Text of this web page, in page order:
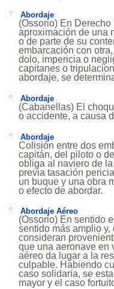
Abordaje
(Ossorio) En
aproximación de una
o de parte de su
embarcación con
dolo, impericia o
capitanes o
abordaje, se
Abordaje
(Cabanellas) El
o accidente, a causa
Abordaje
Colisión entre dos
capitán, del piloto o
obliga al naviero de
previa tasación
un buque y una obra
o efecto de abordar.
Abordaje Aéreo
(Ossorio) En sentido
sentido más amplio
consideran
que una aeronave en
aéreo da lugar a la
culpable. Habiendo
caso solidaria, se
mayor y el caso